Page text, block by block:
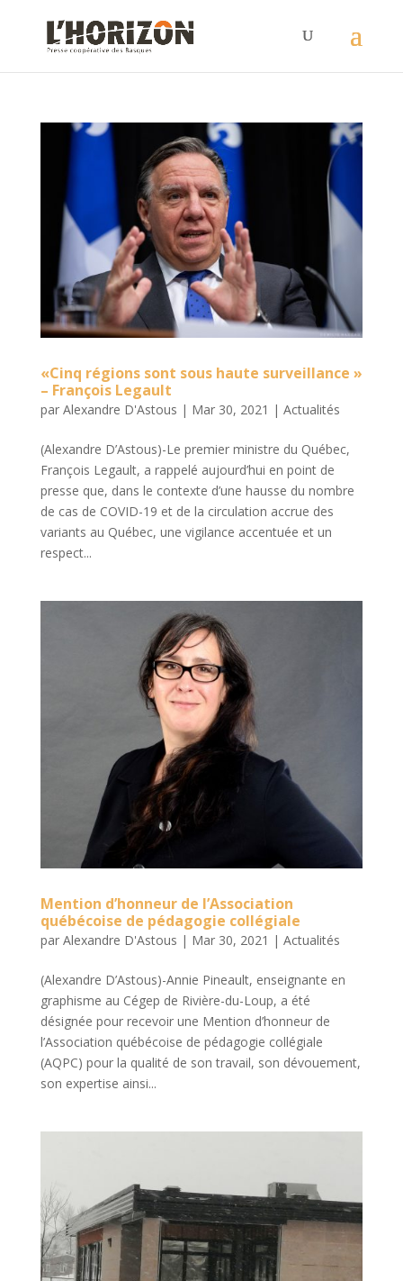
«Cinq régions sont sous haute surveillance »
– François Legault
par Alexandre D'Astous | Mar 30, 2021 | Actualités
(Alexandre D’Astous)-Le premier ministre du Québec,
François Legault, a rappelé aujourd’hui en point de
presse que, dans le contexte d’une hausse du nombre
de cas de COVID-19 et de la circulation accrue des
variants au Québec, une vigilance accentuée et un
respect...
Mention d’honneur de l’Association
québécoise de pédagogie collégiale
par Alexandre D'Astous | Mar 30, 2021 | Actualités
(Alexandre D’Astous)-Annie Pineault, enseignante en
graphisme au Cégep de Rivière-du-Loup, a été
désignée pour recevoir une Mention d’honneur de
l’Association québécoise de pédagogie collégiale
(AQPC) pour la qualité de son travail, son dévouement,
son expertise ainsi...